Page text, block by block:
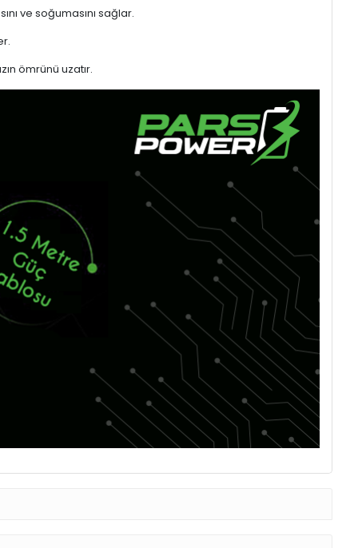
ve soğumasını sağlar.
ömrünü uzatır.